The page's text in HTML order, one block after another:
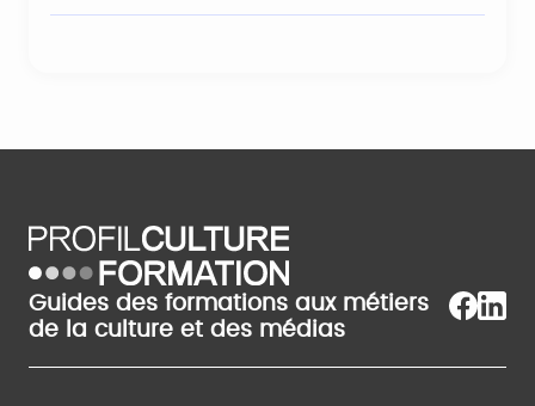
Guides des formations aux métiers
de la culture et des médias